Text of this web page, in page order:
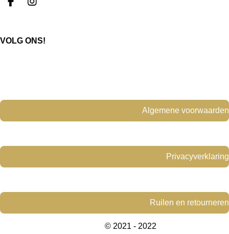
F
b
I
a
VOLG ONS!
Algemene voorwaarden
Privacyverklaring
Ruilen en retourneren
© 2021 - 2022